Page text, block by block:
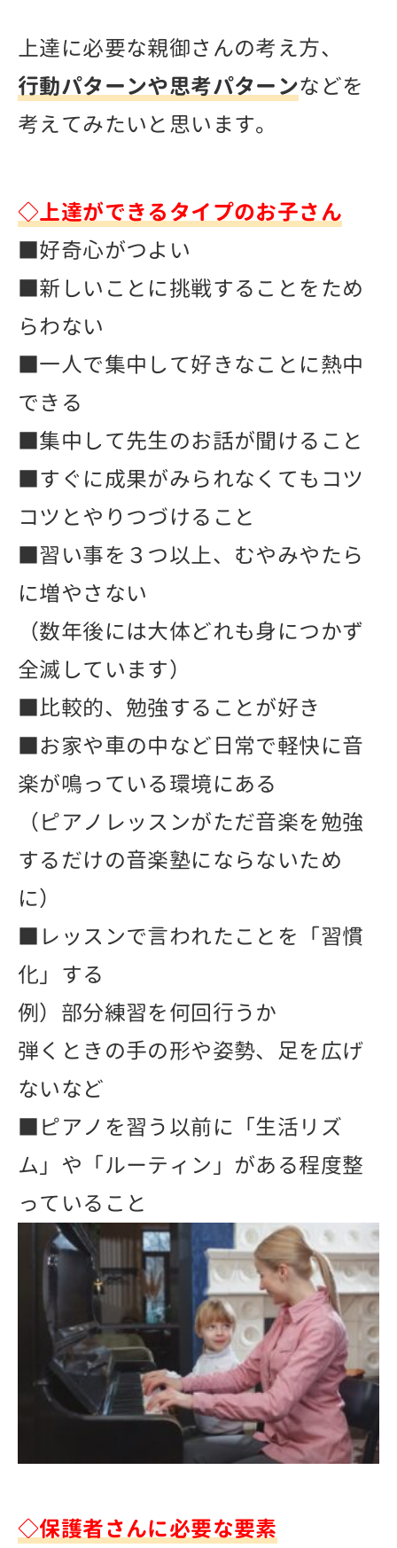
上達に必要な親御さんの考え方、
行動パターンや思考パターンなどを
考えてみたいと思います。
◇上達ができるタイプのお子さん
■好奇心がつよい
■新しいことに挑戦することをため
らわない
■一人で集中して好きなことに熱中
できる
■集中して先生のお話が聞けること
■すぐに成果がみられなくてもコツ
コツとやりつづけること
■習い事を３つ以上、むやみやたら
に増やさない
（数年後には大体どれも身につかず
全滅しています）
■比較的、勉強することが好き
■お家や車の中など日常で軽快に音
楽が鳴っている環境にある
（ピアノレッスンがただ音楽を勉強
するだけの音楽塾にならないため
に）
■レッスンで言われたことを「習慣
化」する
例）部分練習を何回行うか
弾くときの手の形や姿勢、足を広げ
ないなど
■ピアノを習う以前に「生活リズ
ム」や「ルーティン」がある程度整
っていること
◇保護者さんに必要な要素